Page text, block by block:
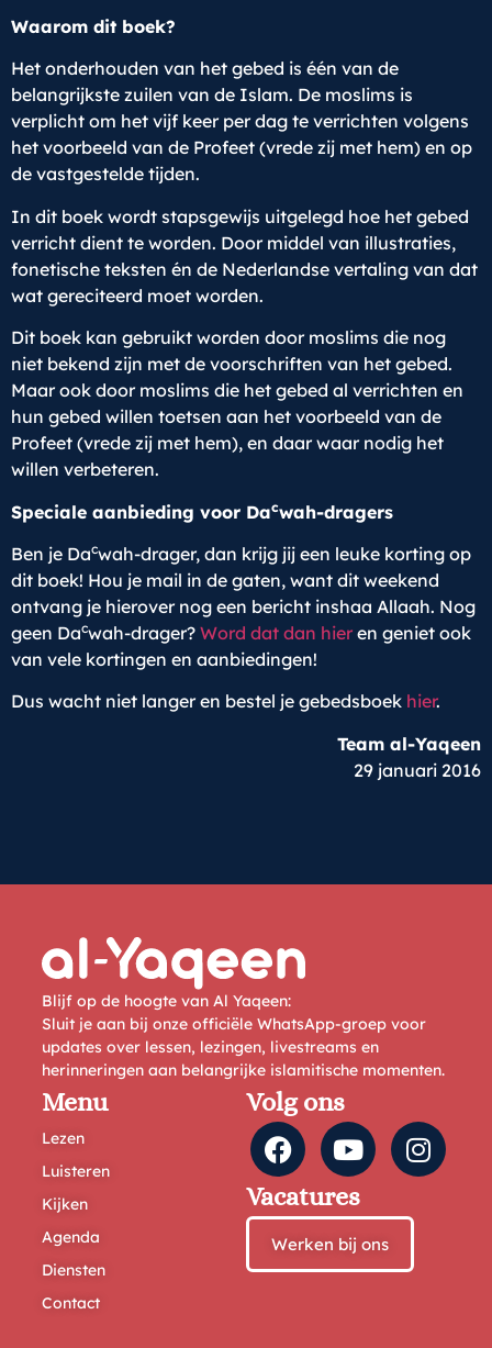
Waarom dit boek?
Het onderhouden van het gebed is één van de
belangrijkste zuilen van de Islam. De moslims is
verplicht om het vijf keer per dag te verrichten volgens
het voorbeeld van de Profeet (vrede zij met hem) en op
de vastgestelde tijden.
In dit boek wordt stapsgewijs uitgelegd hoe het gebed
verricht dient te worden. Door middel van illustraties,
fonetische teksten én de Nederlandse vertaling van dat
wat gereciteerd moet worden.
Dit boek kan gebruikt worden door moslims die nog
niet bekend zijn met de voorschriften van het gebed.
Maar ook door moslims die het gebed al verrichten en
hun gebed willen toetsen aan het voorbeeld van de
Profeet (vrede zij met hem), en daar waar nodig het
willen verbeteren.
Speciale aanbieding voor Dacwah-dragers
Ben je Dacwah-drager, dan krijg jij een leuke korting op
dit boek! Hou je mail in de gaten, want dit weekend
ontvang je hierover nog een bericht inshaa Allaah. Nog
geen Dacwah-drager? Word dat dan hier en geniet ook
van vele kortingen en aanbiedingen!
Dus wacht niet langer en bestel je gebedsboek hier.
Team al-Yaqeen
29 januari 2016
Blijf op de hoogte van Al Yaqeen:
Sluit je aan bij onze officiële WhatsApp-groep voor
updates over lessen, lezingen, livestreams en
herinneringen aan belangrijke islamitische momenten.
Menu
Lezen
Luisteren
Kijken
Agenda
Diensten
Contact
Volg ons
Vacatures
Werken bij ons